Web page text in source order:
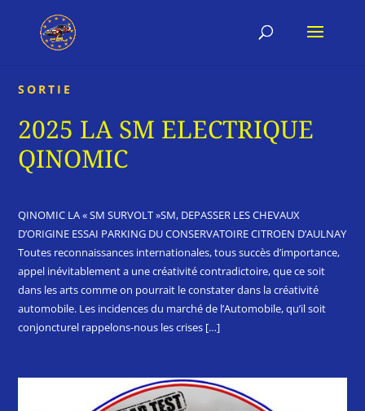
SORTIE
2025 LA SM ELECTRIQUE
QINOMIC
QINOMIC LA « SM SURVOLT »SM, DEPASSER LES CHEVAUX
D’ORIGINE ESSAI PARKING DU CONSERVATOIRE CITROEN D’AULNAY
Toutes reconnaissances internationales, tous succès d’importance,
appel inévitablement a une créativité contradictoire, que ce soit
dans les arts comme on pourrait le constater dans la créativité
automobile. Les incidences du marché de l’Automobile, qu’il soit
conjoncturel rappelons-nous les crises […]